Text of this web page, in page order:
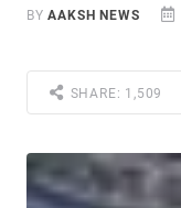
BYAAKSH NEWS
SHARE: 1,509